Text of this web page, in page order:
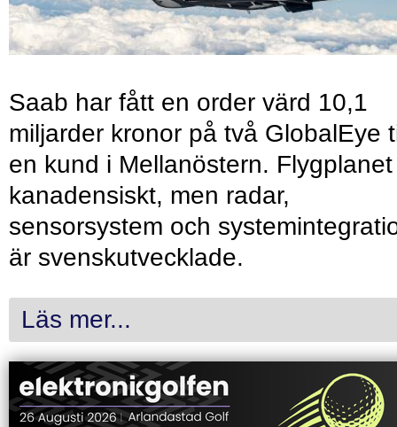
Saab har fått en order värd 10,1
miljarder kronor på två GlobalEye
en kund i Mellanöstern.
kanadensiskt, men radar,
sensorsystem och
är svenskutvecklade.
Läs mer...